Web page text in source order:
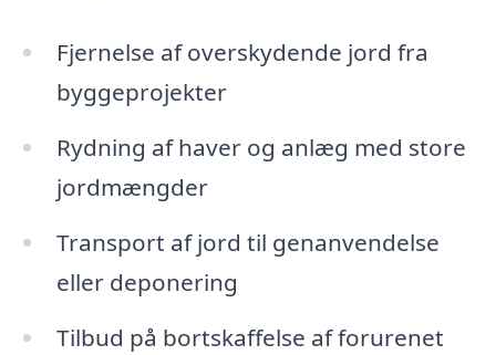
Fjernelse af overskydende jord fra
byggeprojekter
Rydning af haver og anlæg med store
jordmængder
Transport af jord til genanvendelse
eller deponering
Tilbud på bortskaffelse af forurenet